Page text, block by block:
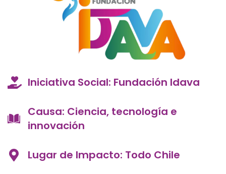
Iniciativa Social: Fundación Idava
Causa: Ciencia, tecnología e
innovación
Lugar de Impacto: Todo Chile